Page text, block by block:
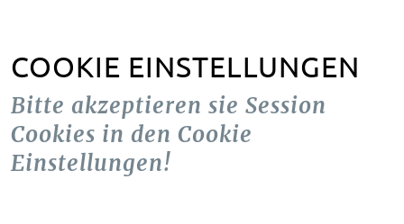
COOKIE EINSTELLUNGEN
Bitte akzeptieren sie Session
Cookies in den Cookie
Einstellungen!